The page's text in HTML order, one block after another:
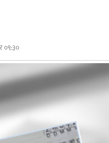
०९:३०